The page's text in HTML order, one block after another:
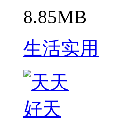
8.85MB
生活实用